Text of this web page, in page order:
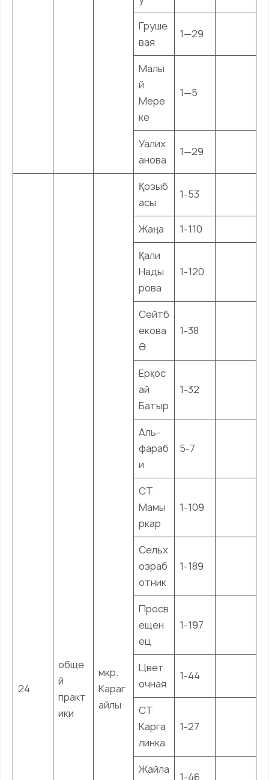
Груше
вая
1—29
Малы
й
Мере
ке
1—5
Уалих
анова
1—29
24
обще
й
практ
ики
мкр.
Караг
айлы
Қозыб
асы
1-53
Жаңа
1-110
Қали
Нады
рова
1-120
Сейтб
екова
Ә
1-38
Ерқос
ай
Батыр
1-32
Аль-
фараб
и
5-7
СТ
Мамы
ркар
1-109
Сельх
озраб
отник
1-189
Просв
ещен
ец
1-197
Цвет
очная
1-44
СТ
Карга
линка
1-27
Жайла
1-46